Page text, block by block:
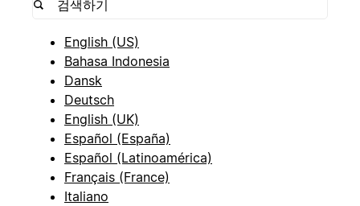
English (US)
Bahasa Indonesia
Dansk
Deutsch
English (UK)
Español (España)
Español (Latinoamérica)
Français (France)
Italiano